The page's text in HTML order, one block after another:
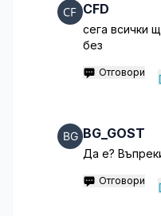
CFD
сега всички
без
Отговори
BG_GOST
Да е?
Отговори